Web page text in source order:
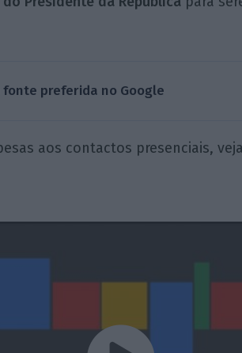
fonte preferida no Google
aos contactos presenciais,